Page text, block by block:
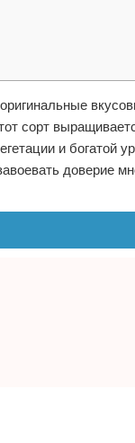
сорт
и богатой
доверие